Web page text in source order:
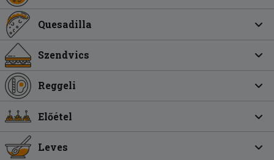
Quesadilla
Szendvics
Reggeli
Előétel
Leves